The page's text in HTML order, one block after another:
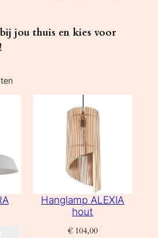
jou thuis en kies voor
Hanglamp ALEXIA
hout
€104,00